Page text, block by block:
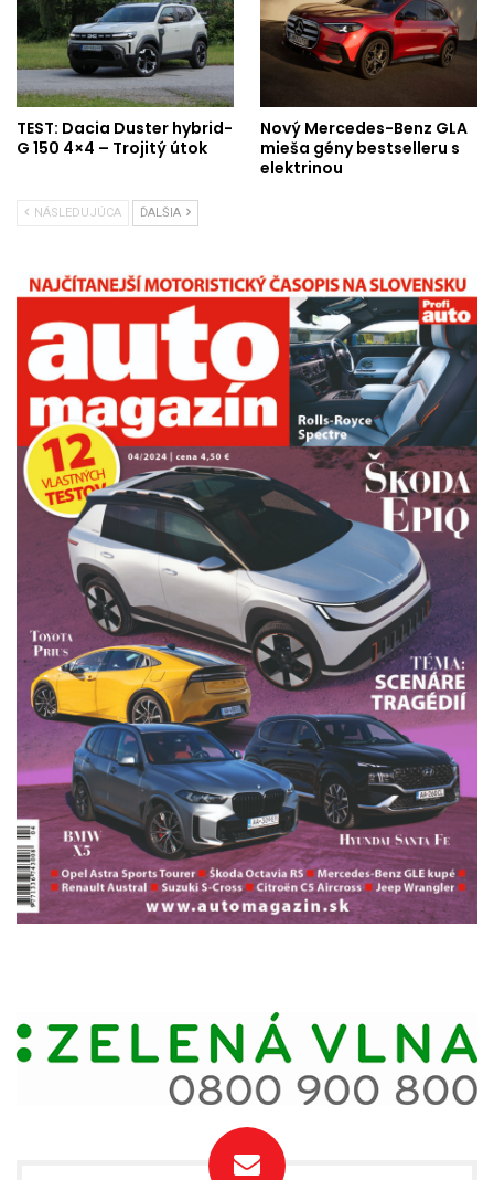
TEST: Dacia Duster hybrid-
G 150 4×4 – Trojitý útok
Nový Mercedes-Benz GLA
mieša gény bestselleru s
elektrinou
NÁSLEDUJÚCA ĎALŠIA